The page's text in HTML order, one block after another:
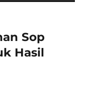
Sop
Hasil